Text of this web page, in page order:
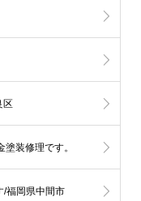
区
装修理です。
/福岡県中間市